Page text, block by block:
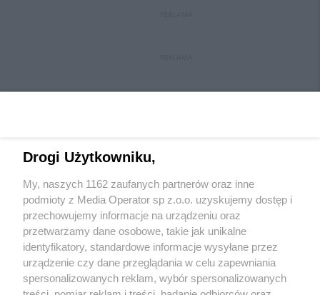
Wydawca mediówlokalnych
Nie zapomnij
Drogi Użytkowniku,
My, naszych 1162 zaufanych partnerów oraz inne
podmioty z Media Operator sp z.o.o. uzyskujemy dostęp i
przechowujemy informacje na urządzeniu oraz
przetwarzamy dane osobowe, takie jak unikalne
identyfikatory, standardowe informacje wysyłane przez
urządzenie czy dane przeglądania w celu zapewniania
spersonalizowanych reklam, wybór spersonalizowanych